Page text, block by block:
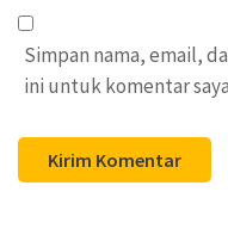
Simpan nama, email,
ini untuk komentar